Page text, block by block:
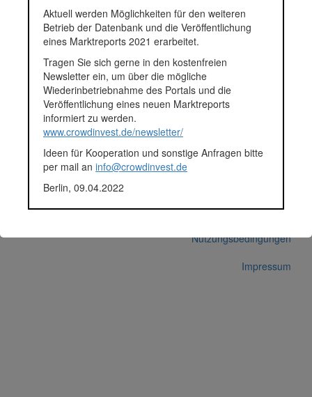
Projekt
Wohnhausprojekt
© 2026 crowdinvest.de
Datenschutz
Nutzungsbedingungen
Impressum
Aktuell werden Möglichkeiten für den weiteren
Betrieb der Datenbank und die Veröffentlichung
eines Marktreports 2021 erarbeitet.
Tragen Sie sich gerne in den kostenfreien
Newsletter ein, um über die mögliche
Wiederinbetriebnahme des Portals und die
Veröffentlichung eines neuen Marktreports
informiert zu werden.
www.crowdinvest.de/newsletter/
Ideen für Kooperation und sonstige Anfragen bitte
per mail an info@crowdinvest.de
Berlin, 09.04.2022